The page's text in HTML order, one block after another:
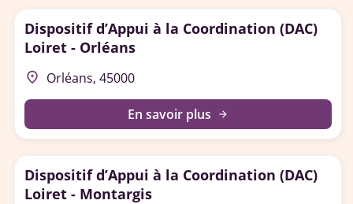
Dispositif d’Appui à la Coordination (DAC)
Loiret - Orléans
place Orléans, 45000
En savoir plus arrow_forward
Dispositif d’Appui à la Coordination (DAC)
Loiret - Montargis